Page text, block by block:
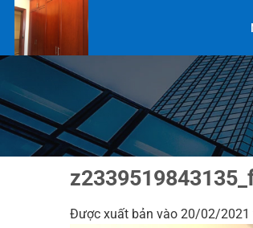
qua
nội
Được xuất bản vào 20/02/2021